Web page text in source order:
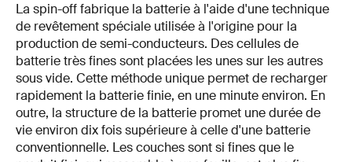
La spin-off fabrique la batterie à l'aide d'une technique
de revêtement spéciale utilisée à l'origine pour la
production de semi-conducteurs. Des cellules de
batterie très fines sont placées les unes sur les autres
sous vide. Cette méthode unique permet de recharger
rapidement la batterie finie, en une minute environ. En
outre, la structure de la batterie promet une durée de
vie environ dix fois supérieure à celle d'une batterie
conventionnelle. Les couches sont si fines que le